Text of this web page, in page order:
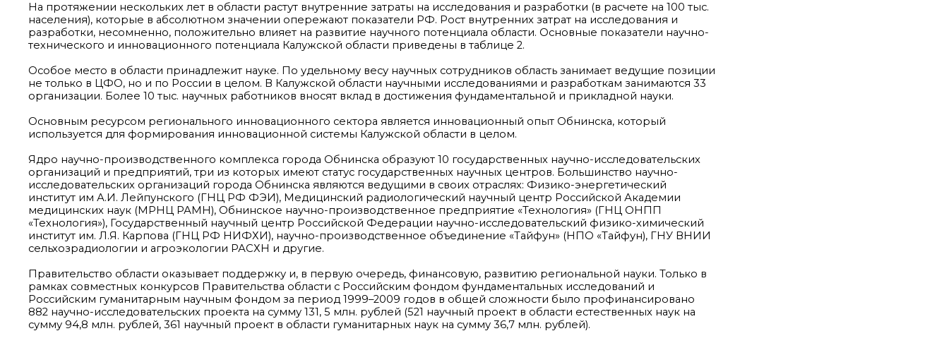
На протяжении нескольких лет в области растут внутренние затраты на исследования и разработки (в расчете на 100 тыс.
населения), которые в абсолютном значении опережают показатели РФ. Рост внутренних затрат на исследования и
разработки, несомненно, положительно влияет на развитие научного потенциала области. Основные показатели научно-
технического и инновационного потенциала Калужской области приведены в таблице 2.
Особое место в области принадлежит науке. По удельному весу научных сотрудников область занимает ведущие позиции
не только в ЦФО, но и по России в целом. В Калужской области научными исследованиями и разработкам занимаются 33
организации. Более 10 тыс. научных работников вносят вклад в достижения фундаментальной и прикладной науки.
Основным ресурсом регионального инновационного сектора является инновационный опыт Обнинска, который
используется для формирования инновационной системы Калужской области в целом.
Ядро научно-производственного комплекса города Обнинска образуют 10 государственных научно-исследовательских
организаций и предприятий, три из которых имеют статус государственных научных центров. Большинство научно-
исследовательских организаций города Обнинска являются ведущими в своих отраслях: Физико-энергетический
институт им А.И. Лейпунского (ГНЦ РФ ФЭИ), Медицинский радиологический научный центр Российской Академии
медицинских наук (МРНЦ РАМН), Обнинское научно-производственное предприятие «Технология» (ГНЦ ОНПП
«Технология»), Государственный научный центр Российской Федерации научно-исследовательский физико-химический
институт им. Л.Я. Карпова (ГНЦ РФ НИФХИ), научно-производственное объединение «Тайфун» (НПО «Тайфун), ГНУ ВНИИ
сельхозрадиологии и агроэкологии РАСХН и другие.
Правительство области оказывает поддержку и, в первую очередь, финансовую, развитию региональной науки. Только в
рамках совместных конкурсов Правительства области с Российским фондом фундаментальных исследований и
Российским гуманитарным научным фондом за период 1999–2009 годов в общей сложности было профинансировано
882 научно-исследовательских проекта на сумму 131, 5 млн. рублей (521 научный проект в области естественных наук на
сумму 94,8 млн. рублей, 361 научный проект в области гуманитарных наук на сумму 36,7 млн. рублей).